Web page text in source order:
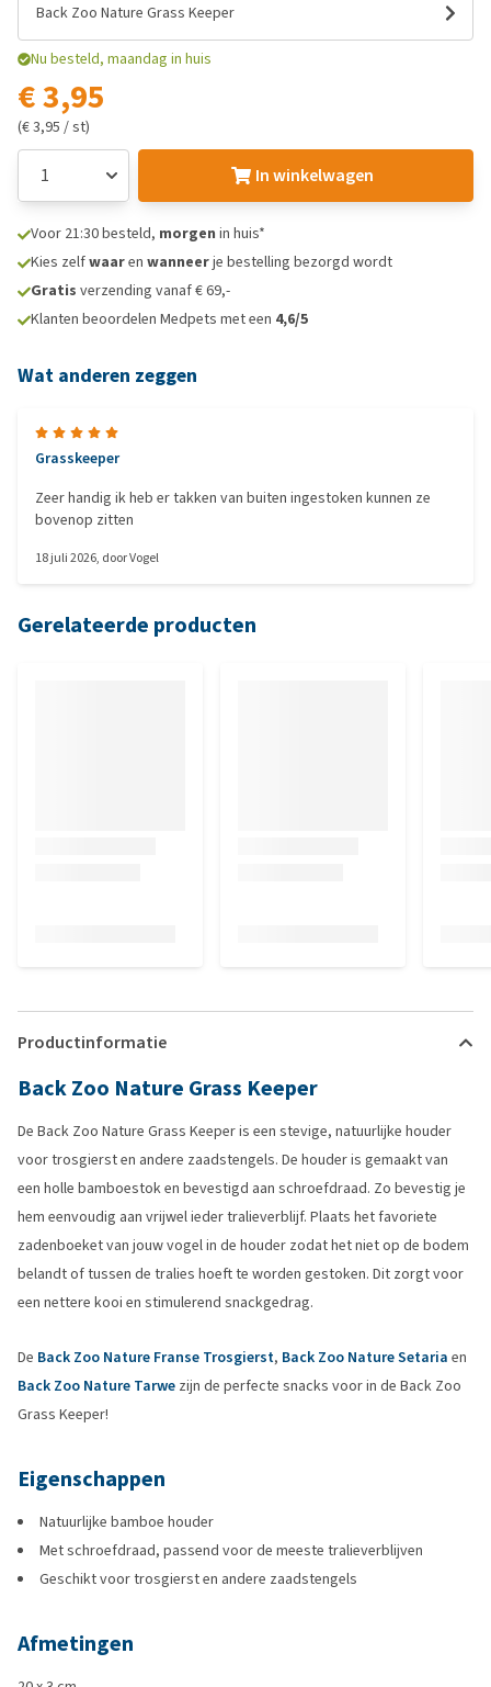
Back Zoo Nature Grass Keeper
Nu besteld, maandag in huis
€ 3,95
(€ 3,95 / st)
In winkelwagen
Voor 21:30 besteld, morgen in huis*
Kies zelfwaaren wanneerje bestelling bezorgd wordt
Gratis verzending vanaf € 69,-
Klanten beoordelen Medpets met een 4,6/5
Wat anderen zeggen
Grasskeeper
Zeer handig ik heb er takken van buiten ingestoken kunnen ze
bovenop zitten
18 juli 2026, doorVogel
Gerelateerde producten
Productinformatie
Back Zoo Nature Grass Keeper
De Back Zoo Nature Grass Keeper is een stevige, natuurlijke houder
voor trosgierst en andere zaadstengels. De houder is gemaakt van
een holle bamboestok en bevestigd aan schroefdraad. Zo bevestig je
hem eenvoudig aan vrijwel ieder tralieverblijf. Plaats het favoriete
zadenboeket van jouw vogel in de houder zodat het niet op de bodem
belandt of tussen de tralies hoeft te worden gestoken. Dit zorgt voor
een nettere kooi en stimulerend snackgedrag.
De Back Zoo Nature Franse Trosgierst, Back Zoo Nature Setaria en
Back Zoo Nature Tarwe zijn de perfecte snacks voor in de Back Zoo
Grass Keeper!
Eigenschappen
Natuurlijke bamboe houder
Met schroefdraad, passend voor de meeste tralieverblijven
Geschikt voor trosgierst en andere zaadstengels
Afmetingen